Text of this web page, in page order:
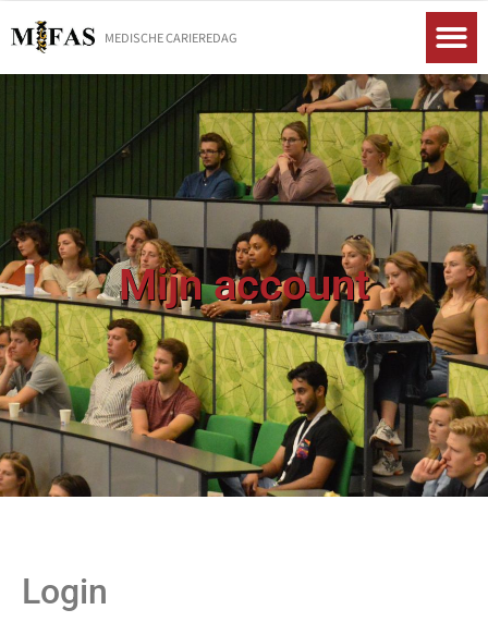
MEDISCHE CARIEREDAG
Mijn account
Login